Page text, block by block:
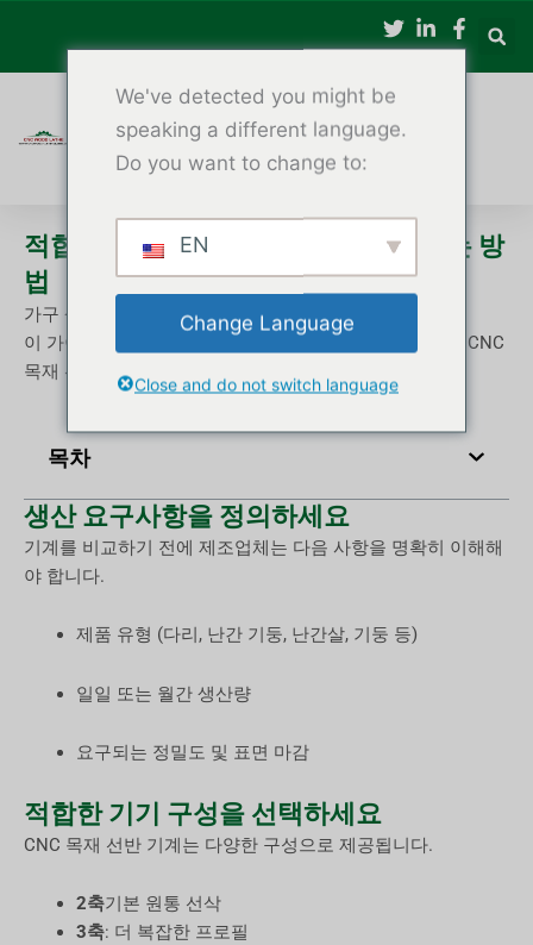
츠
적합한 CNC 목공 선반 기계를 선택하는 방
법
가구 생산과 산업 생산 중 어느 쪽이 더 나을까요?
이 가이드에서는 설명합니다
진정으로 중요한 것
상업용 CNC
목재 선반 기계를 선택할 때 고려해야 할 사항입니다.
목차
생산 요구사항을 정의하세요
기계를 비교하기 전에 제조업체는 다음 사항을 명확히 이해해
야 합니다.
제품 유형 (다리, 난간 기둥, 난간살, 기둥 등)
일일 또는 월간 생산량
요구되는 정밀도 및 표면 마감
적합한 기기 구성을 선택하세요
CNC 목재 선반 기계는 다양한 구성으로 제공됩니다.
2축기본 원통 선삭
3축: 더 복잡한 프로필
We've detected you might be
speaking a different language.
Do you want to change to:
EN
Change Language
Close and do not switch language